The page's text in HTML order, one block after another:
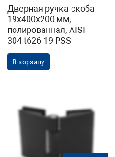
Дверная ручка-скоба
19х400х200 мм,
полированная, AISI
304 t626-19 PSS
В корзину